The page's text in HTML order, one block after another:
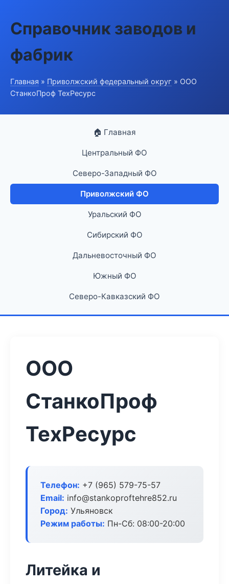
Справочник заводов и
фабрик
Главная » Приволжский федеральный округ » ООО
СтанкоПроф ТехРесурс
🏠 Главная
Центральный ФО
Северо-Западный ФО
Приволжский ФО
Уральский ФО
Сибирский ФО
Дальневосточный ФО
Южный ФО
Северо-Кавказский ФО
ООО
СтанкоПроф
ТехРесурс
Телефон: +7 (965) 579-75-57
Email: info@stankoproftehre852.ru
Город: Ульяновск
Режим работы: Пн-Сб: 08:00-20:00
Литейка и